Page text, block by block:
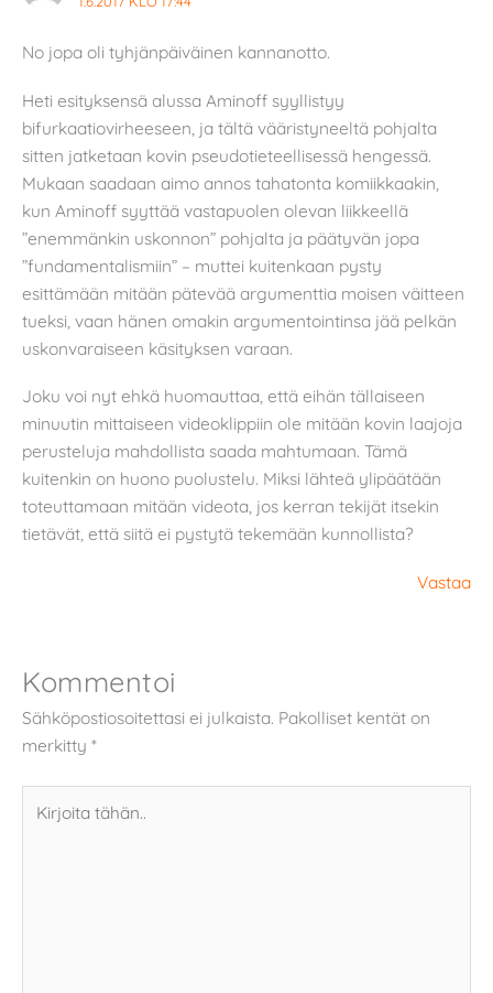
No jopa oli tyhjänpäiväinen kannanotto.
Heti esityksensä alussa Aminoff syyllistyy
bifurkaatiovirheeseen, ja tältä vääristyneeltä pohjalta
sitten jatketaan kovin pseudotieteellisessä hengessä.
Mukaan saadaan aimo annos tahatonta komiikkaakin,
kun Aminoff syyttää vastapuolen olevan liikkeellä
”enemmänkin uskonnon” pohjalta ja päätyvän jopa
”fundamentalismiin” – muttei kuitenkaan pysty
esittämään mitään pätevää argumenttia moisen väitteen
tueksi, vaan hänen omakin argumentointinsa jää pelkän
uskonvaraiseen käsityksen varaan.
Joku voi nyt ehkä huomauttaa, että eihän tällaiseen
minuutin mittaiseen videoklippiin ole mitään kovin laajoja
perusteluja mahdollista saada mahtumaan. Tämä
kuitenkin on huono puolustelu. Miksi lähteä ylipäätään
toteuttamaan mitään videota, jos kerran tekijät itsekin
tietävät, että siitä ei pystytä tekemään kunnollista?
Vastaa
Kommentoi
Sähköpostiosoitettasi ei julkaista. Pakolliset kentät on
merkitty *
tähän..